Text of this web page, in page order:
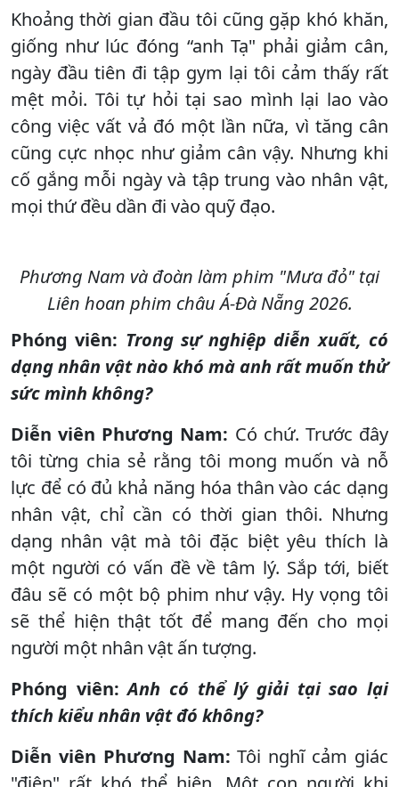
Khoảng thời gian đầu tôi cũng gặp khó khăn,
giống như lúc đóng “anh Tạ" phải giảm cân,
ngày đầu tiên đi tập gym lại tôi cảm thấy rất
mệt mỏi. Tôi tự hỏi tại sao mình lại lao vào
công việc vất vả đó một lần nữa, vì tăng cân
cũng cực nhọc như giảm cân vậy. Nhưng khi
cố gắng mỗi ngày và tập trung vào nhân vật,
mọi thứ đều dần đi vào quỹ đạo.
Phương Nam và đoàn làm phim "Mưa đỏ" tại
Liên hoan phim châu Á-Đà Nẵng 2026.
Phóng viên: Trong sự nghiệp diễn xuất, có
dạng nhân vật nào khó mà anh rất muốn thử
sức mình không?
Diễn viên Phương Nam: Có chứ. Trước đây
tôi từng chia sẻ rằng tôi mong muốn và nỗ
lực để có đủ khả năng hóa thân vào các dạng
nhân vật, chỉ cần có thời gian thôi. Nhưng
dạng nhân vật mà tôi đặc biệt yêu thích là
một người có vấn đề về tâm lý. Sắp tới, biết
đâu sẽ có một bộ phim như vậy. Hy vọng tôi
sẽ thể hiện thật tốt để mang đến cho mọi
người một nhân vật ấn tượng.
Phóng viên: Anh có thể lý giải tại sao lại
thích kiểu nhân vật đó không?
Diễn viên Phương Nam:Tôi nghĩ cảm giác